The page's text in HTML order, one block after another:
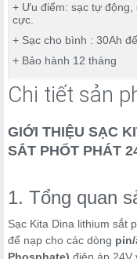
+ Ưu điểm: sạc tự
cực.
+ Sạc cho bình : 30Ah
+ Bảo hành 12 tháng
Chi tiết sản
GIỚI THIỆU SẠC
SẮT PHỐT PHÁT
1. Tổng quan
Sạc Kita Dina lithium sắt
để nạp cho các dòng